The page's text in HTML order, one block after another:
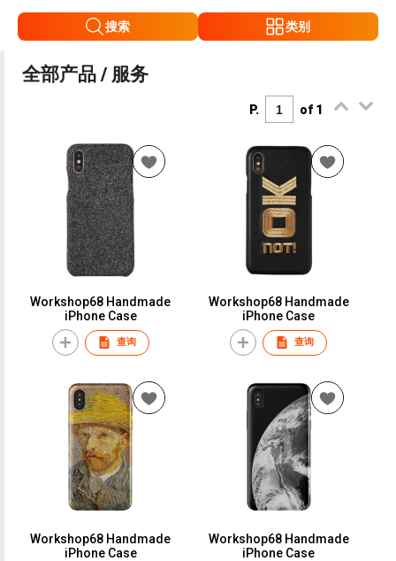
搜索 类别
全部产品 / 服务
P. of 1
Workshop68 Handmade
iPhone Case
查询
Workshop68 Handmade
iPhone Case
查询
Workshop68 Handmade
iPhone Case
Workshop68 Handmade
iPhone Case